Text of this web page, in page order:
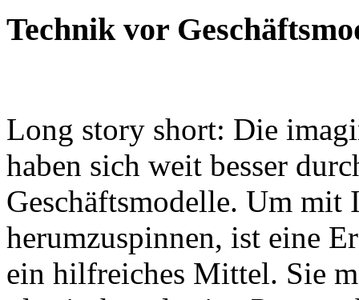
Technik vor
Long story short: Die
haben sich weit besser
Geschäftsmodelle. Um
herumzuspinnen, ist eine
ein hilfreiches Mittel. Sie